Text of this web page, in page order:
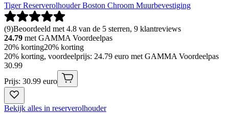
Tiger Reserverolhouder Boston Chroom Muurbevestiging
(9)Beoordeeld met 4.8 van de 5 sterren, 9 klantreviews
24.79 met GAMMA Voordeelpas
20% korting20% korting
20% korting, voordeelprijs: 24.79 euro met GAMMA Voordeelpas
30.99
Prijs: 30.99 euro
Bekijk alles in reserverolhouder